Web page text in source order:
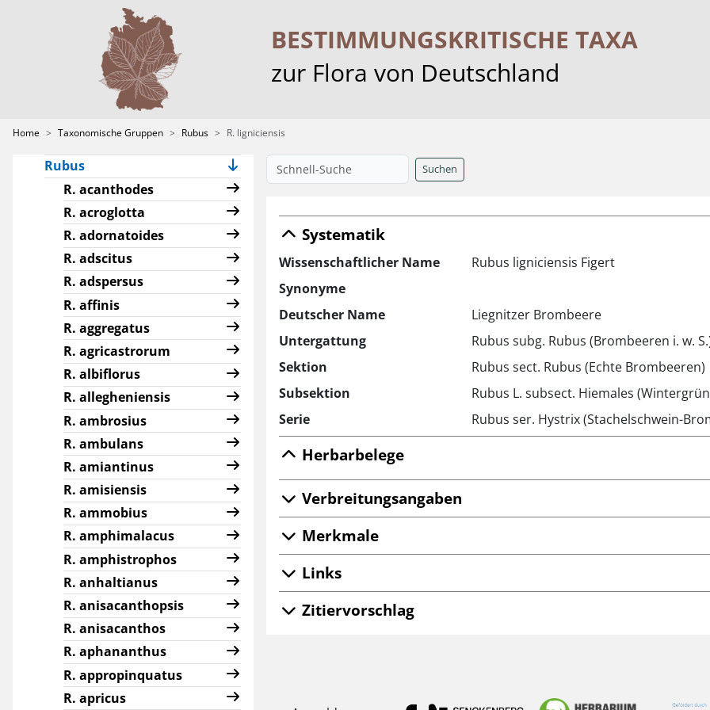
BESTIMMUNGS­KRITISCHE TAXA
zur Flora von Deutschland
Home Taxonomische Gruppen Rubus R. ligniciensis
Hieracium
Ranunculus sect.
Rubus
R. acanthodes
R. acroglotta
R. adornatoides
R. adscitus
R. adspersus
R. affinis
R. aggregatus
R. agricastrorum
R. albiflorus
R. allegheniensis
R. ambrosius
R. ambulans
R. amiantinus
R. amisiensis
R. ammobius
R. amphimalacus
R. amphistrophos
R. anhaltianus
R. anisacanthopsis
R. anisacanthos
R. aphananthus
R. appropinquatus
R. apricus
Suchen
Systematik
Wissenschaftlicher Name
Rubus ligniciensis Figert
Synonyme
Deutscher Name
Liegnitzer Brombeere
Untergattung
Rubus subg. Rubus (Brombeeren i. w.
Sektion
Rubus sect. Rubus (Echte Brombeeren)
Subsektion
Rubus L. subsect. Hiemales
Serie
Rubus ser. Hystrix (Stachelschwein-
Herbarbelege
Verbreitungsangaben
Merkmale
Links
Zitiervorschlag